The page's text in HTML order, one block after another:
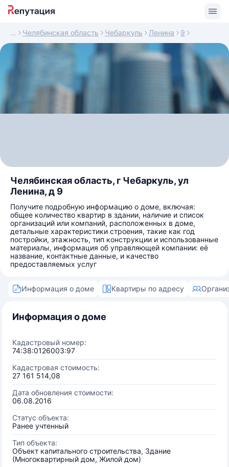
Челябинская область Чебаркуль Ленина 9
Челябинская область, г Чебаркуль, ул
Ленина, д 9
Получите подробную информацию о доме, включая:
общее количество квартир в здании, наличие и список
организаций или компаний, расположенных в доме,
детальные характеристики строения, такие как год
постройки, этажность, тип конструкции и использованные
материалы, информация об управляющей компании: её
название, контактные данные, и качество
предоставляемых услуг
Информация о доме Квартиры по адресу
Информация о доме
Кадастровый номер:
74:38:0126003:97
Кадастровая стоимость:
27 161 514,08
Дата обновления стоимости:
06.08.2016
Статус объекта:
Ранее учтенный
Тип объекта:
Объект капитального строительства, Здание
(Многоквартирный дом, Жилой дом)